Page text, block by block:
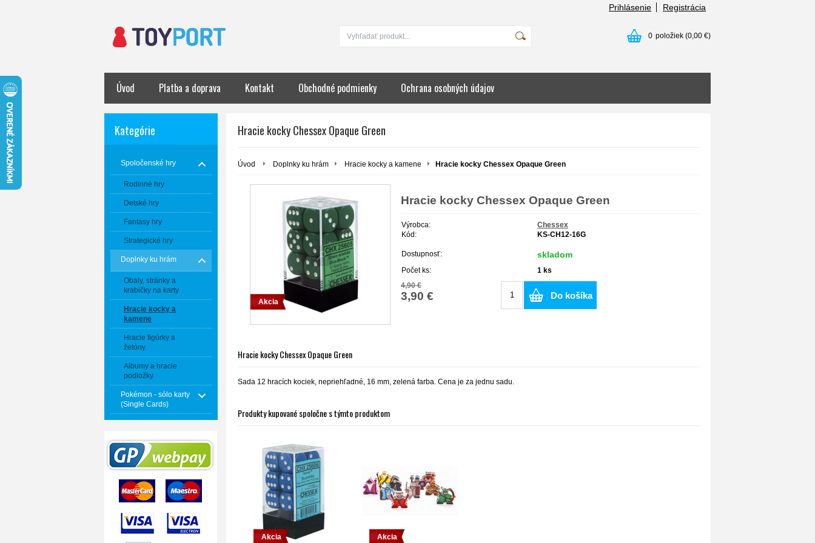
Prihlásenie Registrácia
0 položiek (0,00 €)
Úvod Platba a doprava Kontakt Obchodné podmienky Ochrana osobných údajov
Kategórie
Spoločenské hry
Rodinné hry
Detské hry
Fantasy hry
Strategické hry
Doplnky ku hrám
Obaly, stránky a
krabičky na karty
Hracie kocky a
kamene
Hracie figúrky a
žetóny
Albumy a hracie
podložky
Pokémon - sólo karty
(Single Cards)
Hracie kocky Chessex Opaque Green
Úvod Doplnky ku hrám Hracie kocky a kamene Hracie kocky Chessex Opaque Green
Akcia
Hracie kocky Chessex Opaque Green
Výrobca:
Chessex
Kód:
KS-CH12-16G
Dostupnosť: skladom
Počet ks: 1 ks
4,90 €
3,90 € Do košíka
Hracie kocky Chessex Opaque Green
Sada 12 hracích kociek, nepriehľadné, 16 mm, zelená farba. Cena je za jednu sadu.
Produkty kupované spoločne s týmto produktom
Akcia Akcia